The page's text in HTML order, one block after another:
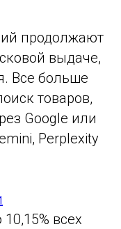
продолжают
выдаче,
Все больше
товаров,
Google или
Perplexity
всех